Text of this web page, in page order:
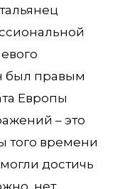
был правым
Европы
– это
того времени
достичь